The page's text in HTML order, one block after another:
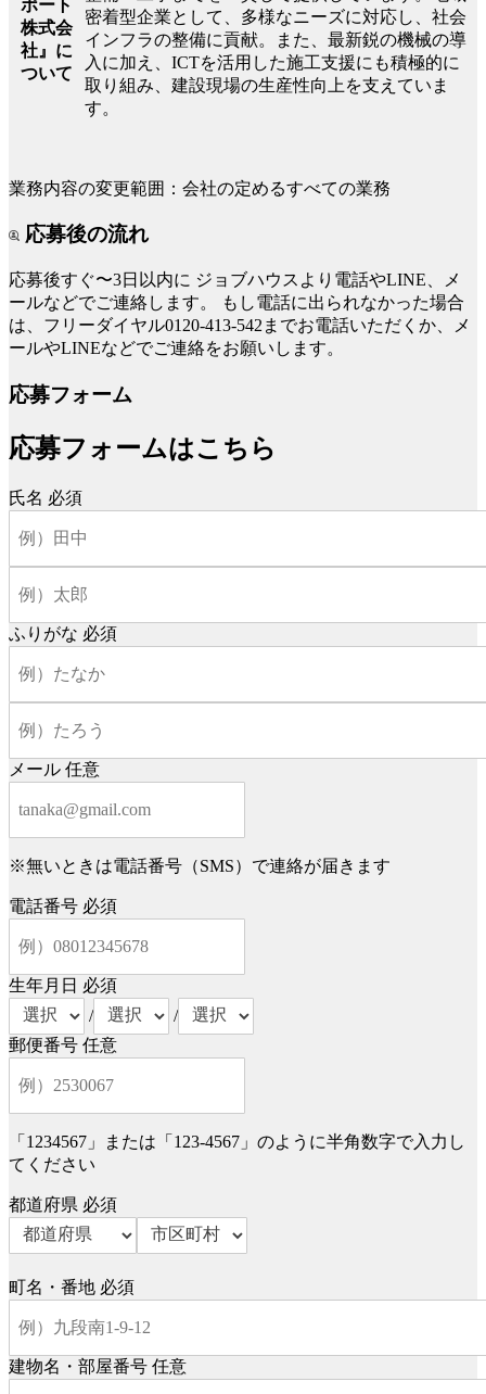
ポート
株式会
社』に
ついて
密着型企業として、多様なニーズに対応し、社会
インフラの整備に貢献。また、最新鋭の機械の導
入に加え、ICTを活用した施工支援にも積極的に
取り組み、建設現場の生産性向上を支えていま
す。
業務内容の変更範囲：会社の定めるすべての業務
応募後の流れ
応募後すぐ〜3日以内に ジョブハウスより電話やLINE、メ
ールなどでご連絡します。
もし電話に出られなかった場合
は、フリーダイヤル0120-413-542までお電話いただくか、メ
ールやLINEなどでご連絡をお願いします。
応募フォーム
応募フォームはこちら
氏名 必須
ふりがな 必須
メール 任意
※無いときは電話番号（SMS）で連絡が届きます
電話番号 必須
生年月日 必須
/
/
郵便番号 任意
「1234567」または「123-4567」のように半角数字で入力し
てください
都道府県 必須
町名・番地 必須
建物名・部屋番号 任意